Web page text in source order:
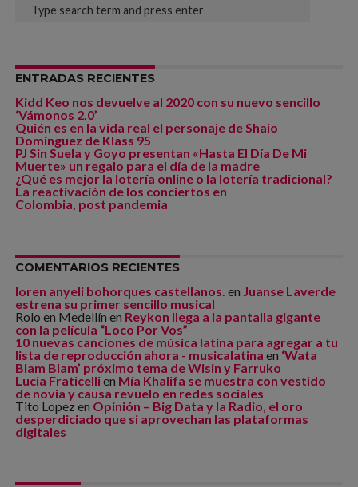
ENTRADAS RECIENTES
Kidd Keo nos devuelve al 2020 con su nuevo sencillo
‘Vámonos 2.0’
Quién es en la vida real el personaje de Shaio
Dominguez de Klass 95
PJ Sin Suela y Goyo presentan «Hasta El Día De Mi
Muerte» un regalo para el día de la madre
¿Qué es mejor la lotería online o la lotería tradicional?
La reactivación de los conciertos en
Colombia, post pandemia
COMENTARIOS RECIENTES
loren anyeli bohorques castellanos. en Juanse Laverde
estrena su primer sencillo musical
Rolo en Medellín en Reykon llega a la pantalla gigante
con la película “Loco Por Vos”
10 nuevas canciones de música latina para agregar a tu
lista de reproducción ahora - musicalatina en ‘Wata
Blam Blam’ próximo tema de Wisin y Farruko
Lucia Fraticellien Mía Khalifa se muestra con vestido
de novia y causa revuelo en redes sociales
Tito Lopez en Opinión – Big Data y la Radio, el oro
desperdiciado que si aprovechan las plataformas
digitales